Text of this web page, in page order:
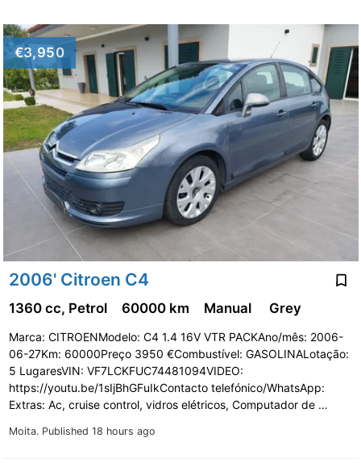
€3,950
2006' Citroen C4
Moita. Published 18 hours ago
1360 cc, Petrol 60000 km Manual Grey
Marca: CITROENModelo: C4 1.4 16V VTR PACKAno/mês: 2006-
06-27Km: 60000Preço 3950 €Combustível: GASOLINALotação:
5 LugaresVIN: VF7LCKFUC74481094VIDEO:
https://youtu.be/1sIjBhGFuIkContacto telefónico/WhatsApp:
Extras: Ac, cruise control, vidros elétricos, Computador de …